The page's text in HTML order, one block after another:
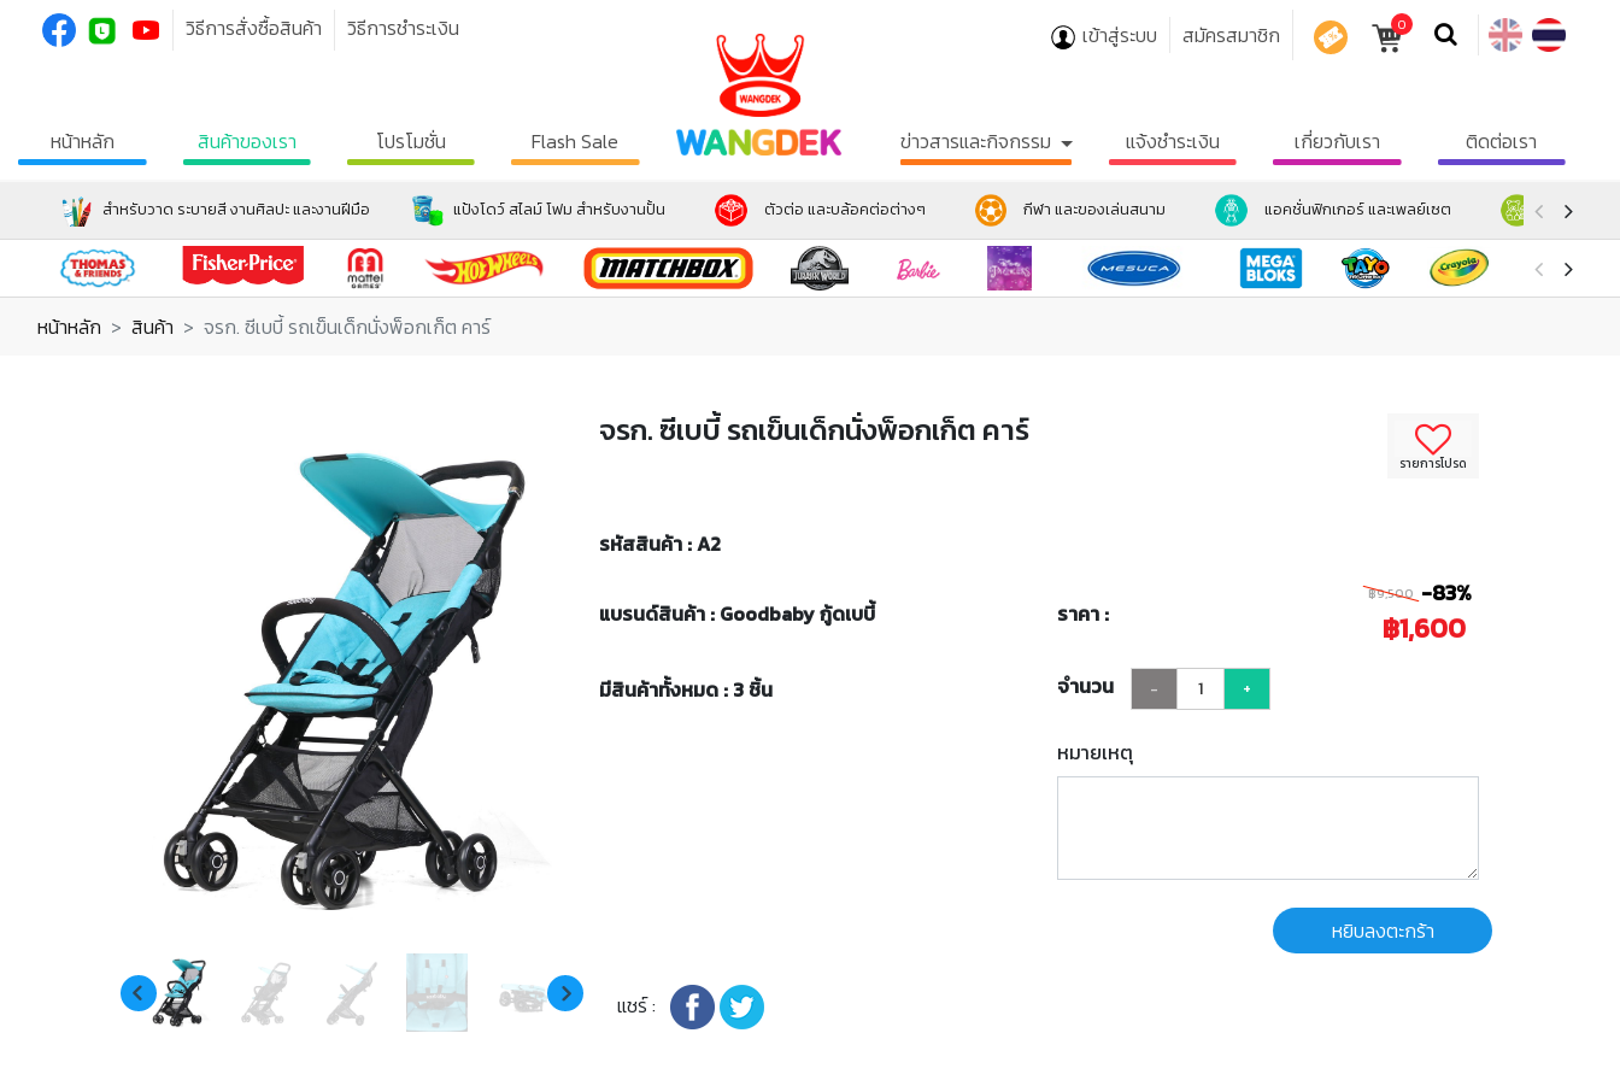
วิธีการสั่งซื้อสินค้า วิธีการชำระเงิน เข้าสู่ระบบ สมัครสมาชิก 0
หน้าหลัก สินค้าของเรา โปรโมชั่น Flash Sale ข่าวสารและกิจกรรม แจ้งชำระเงิน เกี่ยวกับเรา ติดต่อเรา
สำหรับวาด ระบายสี งานศิลปะ และงานฝีมือ แป้งโดว์ สไลม์ โฟม สำหรับงานปั้น ตัวต่อ และบล้อคต่อต่างๆ กีฬา และของเล่นสนาม แอคชั่นฟิกเกอร์ และเพลย์เซต ตุ๊กตา แล
หน้าหลัก สินค้า จรก. ซีเบบี้ รถเข็นเด็กนั่งพ็อกเก็ต คาร์
รายการโปรด
จรก. ซีเบบี้ รถเข็นเด็กนั่งพ็อกเก็ต คาร์
รหัสสินค้า : A2
แบรนด์สินค้า : Goodbaby กู้ดเบบี้ ราคา :
฿9,500 -83%
฿1,600
มีสินค้าทั้งหมด : 3 ชิ้น จำนวน - +
หมายเหตุ
หยิบลงตะกร้า
แชร์ :